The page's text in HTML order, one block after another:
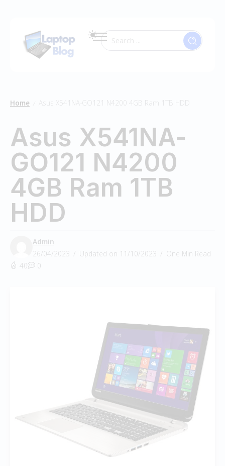
Home Asus X541NA-GO121 N4200 4GB Ram 1TB HDD
Asus X541NA-
GO121 N4200
4GB Ram 1TB
HDD
Admin
26/04/2023
Updated on 11/10/2023
One Min Read
40
0